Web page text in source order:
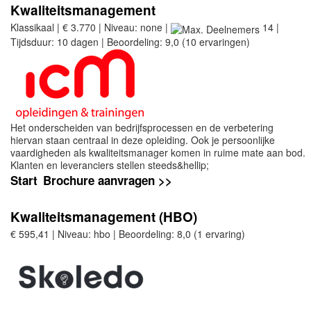
Kwaliteitsmanagement
Klassikaal | € 3.770 | Niveau: none |
14 |
Tijdsduur: 10 dagen | Beoordeling: 9,0 (10 ervaringen)
Het onderscheiden van bedrijfsprocessen en de verbetering
hiervan staan centraal in deze opleiding. Ook je persoonlijke
vaardigheden als kwaliteitsmanager komen in ruime mate aan bod.
Klanten en leveranciers stellen steeds&hellip;
Start Brochure aanvragen >>
Kwaliteitsmanagement (HBO)
€ 595,41 | Niveau: hbo | Beoordeling: 8,0 (1 ervaring)